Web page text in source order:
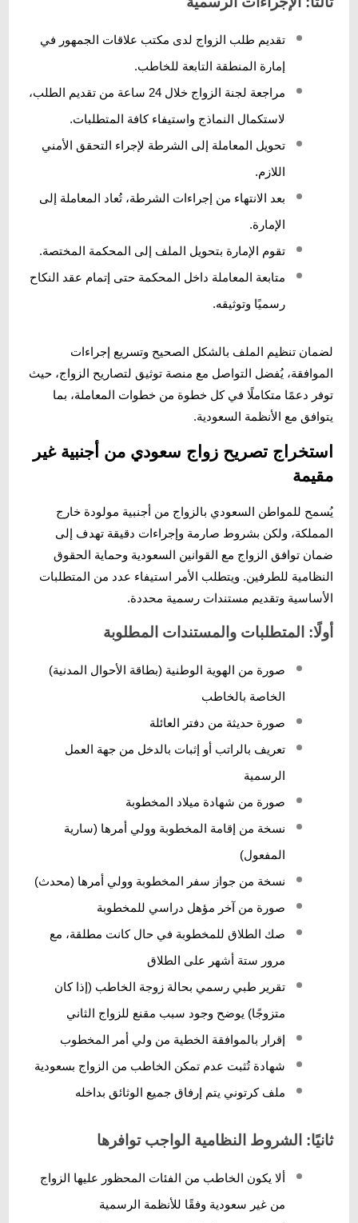
تقديم طلب الزواج لدى مكتب علاقات الجمهور في
إمارة المنطقة التابعة للخاطب.
مراجعة لجنة الزواج خلال 24 ساعة من تقديم الطلب،
لاستكمال النماذج واستيفاء كافة المتطلبات.
تحويل المعاملة إلى الشرطة لإجراء التحقق الأمني
اللازم.
بعد الانتهاء من إجراءات الشرطة، تُعاد المعاملة إلى
الإمارة.
تقوم الإمارة بتحويل الملف إلى المحكمة المختصة.
متابعة المعاملة داخل المحكمة حتى إتمام عقد النكاح
رسميًا وتوثيقه.
لضمان تنظيم الملف بالشكل الصحيح وتسريع إجراءات
الموافقة، يُفضل التواصل مع منصة توثيق لتصاريح الزواج، حيث
توفر دعمًا متكاملًا في كل خطوة من خطوات المعاملة، بما
يتوافق مع الأنظمة السعودية.
استخراج تصريح زواج سعودي من أجنبية غير
مقيمة
يُسمح للمواطن السعودي بالزواج من أجنبية مولودة خارج
المملكة، ولكن بشروط صارمة وإجراءات دقيقة تهدف إلى
ضمان توافق الزواج مع القوانين السعودية وحماية الحقوق
النظامية للطرفين. ويتطلب الأمر استيفاء عدد من المتطلبات
الأساسية وتقديم مستندات رسمية محددة.
أولًا: المتطلبات والمستندات المطلوبة
صورة من الهوية الوطنية (بطاقة الأحوال المدنية)
الخاصة بالخاطب
صورة حديثة من دفتر العائلة
تعريف بالراتب أو إثبات بالدخل من جهة العمل
الرسمية
صورة من شهادة ميلاد المخطوبة
نسخة من إقامة المخطوبة وولي أمرها (سارية
المفعول)
نسخة من جواز سفر المخطوبة وولي أمرها (محدث)
صورة من آخر مؤهل دراسي للمخطوبة
صك الطلاق للمخطوبة في حال كانت مطلقة، مع
مرور ستة أشهر على الطلاق
تقرير طبي رسمي بحالة زوجة الخاطب (إذا كان
متزوجًا) يوضح وجود سبب مقنع للزواج الثاني
إقرار بالموافقة الخطية من ولي أمر المخطوب
شهادة تُثبت عدم تمكن الخاطب من الزواج بسعودية
ملف كرتوني يتم إرفاق جميع الوثائق بداخله
ثانيًا: الشروط النظامية الواجب توافرها
ألا يكون الخاطب من الفئات المحظور عليها الزواج
من غير سعودية وفقًا للأنظمة الرسمية